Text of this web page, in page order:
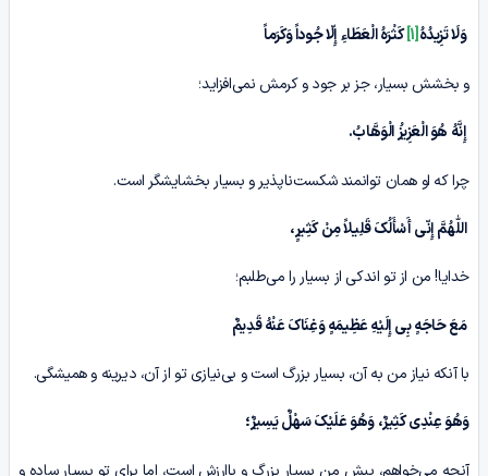
وَلَا تَزِیدُهُ[1] کَثْرَهُ الْعَطَاءِ إِلّا جُوداً وَکَرَماً
و بخشش بسیار، جز بر جود و کرمش نمی‌افزاید؛
إِنَّهُ هُوَ الْعَزِیزُ الْوَهَّابُ.
چرا که او همان توانمند شکست‌ناپذیر و بسیار بخشایشگر است.
اللّٰهُمَّ إِنّی أَسْأَلُکَ قَلِیلاً مِنْ کَثِیرٍ،
خدایا! من از تو اندکی از بسیار را می‌طلبم؛
مَعَ حَاجَهٍ بِى إِلَیْهِ عَظِیمَهٍ وَغِنَاکَ عَنْهُ قَدِیمٌ
با آنکه نیاز من به آن، بسیار بزرگ است و بی‌نیازی تو از آن، دیرینه و همیشگی.
وَهُوَ عِنْدِی کَثِیرٌ، وَهُوَ عَلَیْکَ سَهْلٌ یَسِیرٌ؛
آنچه می‌خواهم، پیش من بسیار بزرگ و باارزش است، اما برای تو بسیار ساده و